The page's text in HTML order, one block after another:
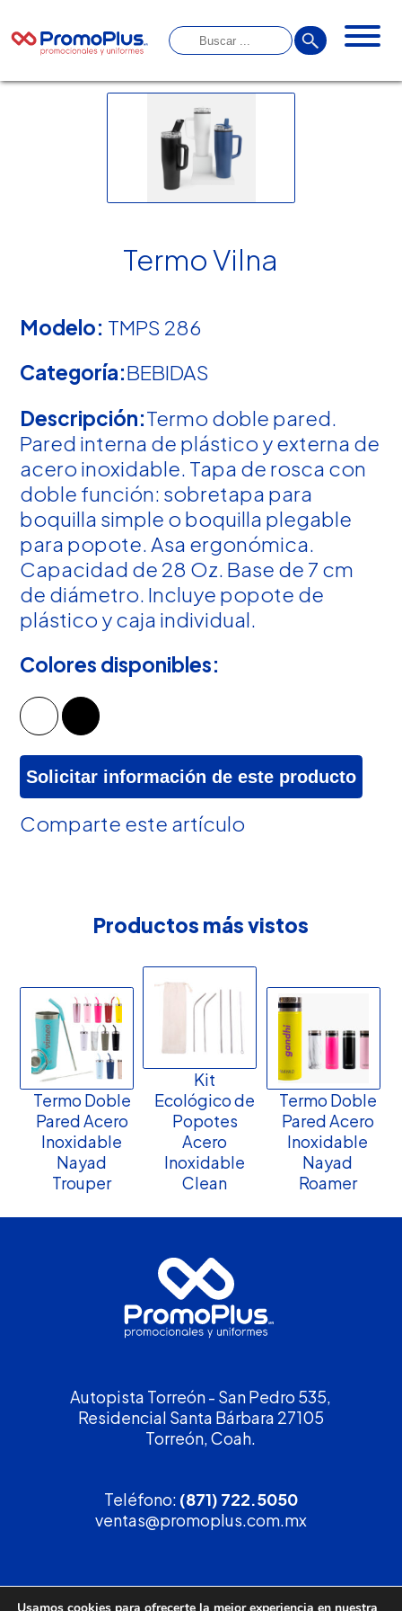
Termo Vilna
Modelo: TMPS 286
Categoría:BEBIDAS
Descripción:Termo doble pared.
Pared interna de plástico y externa de
acero inoxidable. Tapa de rosca con
doble función: sobretapa para
boquilla simple o boquilla plegable
para popote. Asa ergonómica.
Capacidad de 28 Oz. Base de 7 cm
de diámetro. Incluye popote de
plástico y caja individual.
Colores disponibles:
Solicitar información de este producto
Comparte este artículo
Productos más vistos
Termo Doble
Pared Acero
Inoxidable
Nayad
Trouper
Kit
Ecológico de
Popotes
Acero
Inoxidable
Clean
Termo Doble
Pared Acero
Inoxidable
Nayad
Roamer
Autopista Torreón - San Pedro 535,
Residencial Santa Bárbara 27105
Torreón, Coah.
Teléfono: (871) 722.5050
ventas@promoplus.com.mx